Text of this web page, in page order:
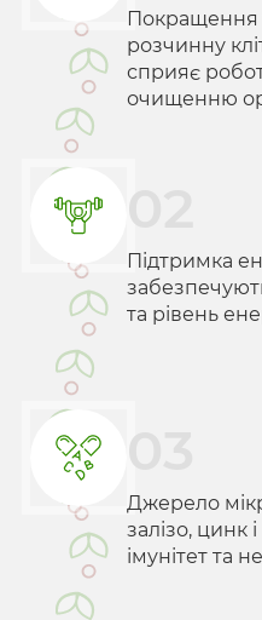
Покращення
розчинну
сприяє
очищенню
02
Підтримка
та рівень
03
Джерело
залізо, цинк
імунітет та